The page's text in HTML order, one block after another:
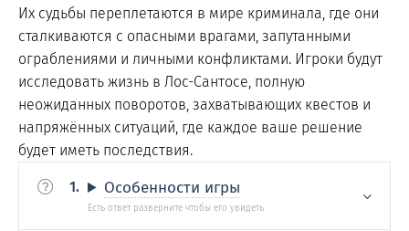
Их судьбы переплетаются в мире криминала, где они
сталкиваются с опасными врагами, запутанными
ограблениями и личными конфликтами. Игроки будут
исследовать жизнь в Лос-Сантосе, полную
неожиданных поворотов, захватывающих квестов и
напряжённых ситуаций, где каждое ваше решение
будет иметь последствия.
Особенности игры